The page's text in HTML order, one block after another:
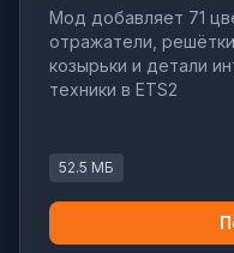
Мод добавляет 71
отражатели,
козырьки и детали
техники в ETS2
52.5 МБ